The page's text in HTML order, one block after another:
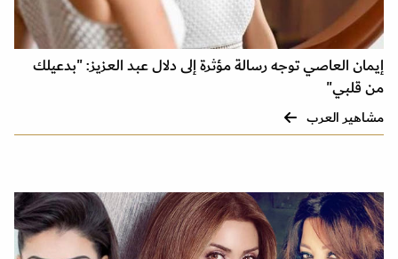
إيمان العاصي توجه رسالة مؤثرة إلى دلال عبد العزيز: "بدعيلك
من قلبي"
مشاهير العرب